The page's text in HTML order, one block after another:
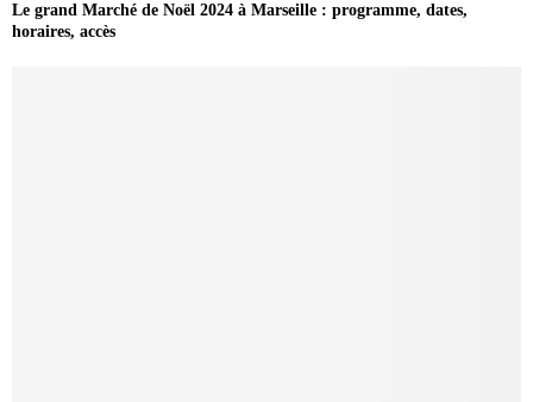
Le grand Marché de Noël 2024 à Marseille : programme, dates,
horaires, accès